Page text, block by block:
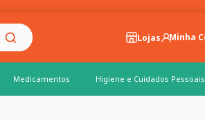
Lojas
Medicamentos Higiene e Cuidados Pessoais